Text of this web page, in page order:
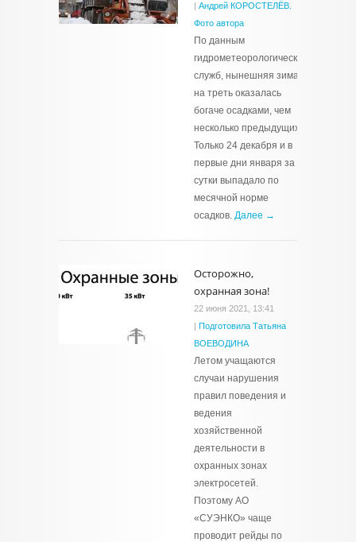
| Андрей КОРОСТЕЛЁВ.
Фото автора
По данным
гидрометеорологических
служб, нынешняя зима
на треть оказалась
богаче осадками, чем
несколько предыдущих.
Только 24 декабря и в
первые дни января за
сутки выпадало по
месячной норме
осадков. Далее →
Осторожно,
охранная зона!
22 июня 2021, 13:41
| Подготовила Татьяна
ВОЕВОДИНА
Летом учащаются
случаи нарушения
правил поведения и
ведения
хозяйственной
деятельности в
охранных зонах
электросетей.
Поэтому АО
«СУЭНКО» чаще
проводит рейды по